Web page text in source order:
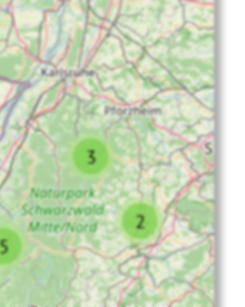
2
5
3